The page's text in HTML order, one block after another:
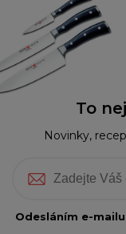
To
Novinky,
Odesláním e-